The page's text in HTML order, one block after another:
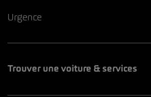
Urgence
Trouver une voiture & services